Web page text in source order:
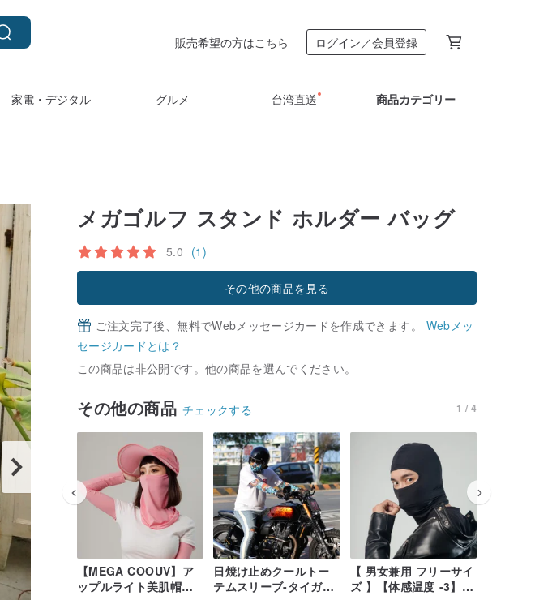
販売希望の方はこちら ログイン／会員登録
家電・デジタル グルメ 台湾直送 商品カテゴリー
メガゴルフ スタンド ホルダー バッグ
5.0 (1)
その他の商品を見る
ご注文完了後、無料でWebメッセージカードを作成できます。 Webメッ
セージカードとは？
この商品は非公開です。他の商品を選んでください。
その他の商品 チェックする 1 / 4
【MEGA COOUV】ア
ップルライト美肌帽子 /
日焼け止めクールトー
テムスリーブ-タイガー
【 男女兼用 フリーサイ
ズ 】【体感温度 -3】